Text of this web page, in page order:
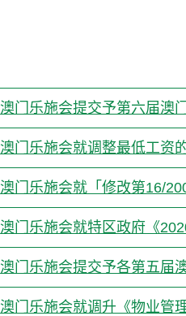
澳门乐施会提交予第六届澳
澳门乐施会就调整最低工资
澳门乐施会就「修改第16/
澳门乐施会就特区政府《
澳门乐施会提交予各第五届
澳门乐施会就调升《物业管